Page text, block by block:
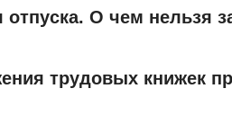
отпуска. О чем нельзя
трудовых книжек